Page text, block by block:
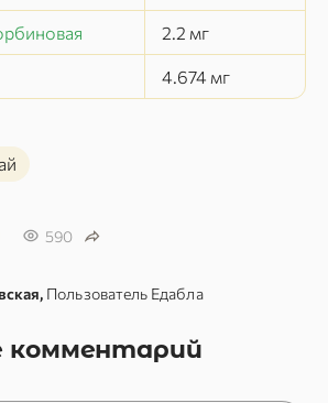
2.2 мг
4.674 мг
590
Пользователь Едабла